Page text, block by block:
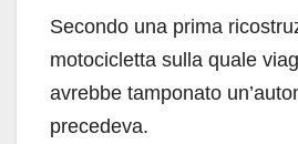
Secondo una prima
motocicletta sulla quale
avrebbe tamponato
precedeva.